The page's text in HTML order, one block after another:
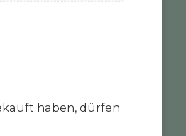
haben, dürfen